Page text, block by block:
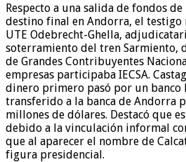
Respecto a una salida de fondos
destino final en Andorra, el testigo
UTE Odebrecht-Ghella,
soterramiento del tren Sarmiento,
de Grandes Contribuyentes
empresas participaba IECSA.
dinero primero pasó por un banco
transferido a la banca de Andorra
millones de dólares. Destacó que
debido a la vinculación informal
que al aparecer el nombre de
figura presidencial.